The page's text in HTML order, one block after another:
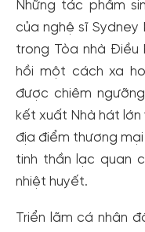
Những tác phẩm
của nghệ sĩ
trong Tòa nhà Điều
hồi một cách xa
được chiêm
kết xuất Nhà hát
địa điểm thương
tinh thần lạc quan
nhiệt huyết.
Triển lãm cá nhân